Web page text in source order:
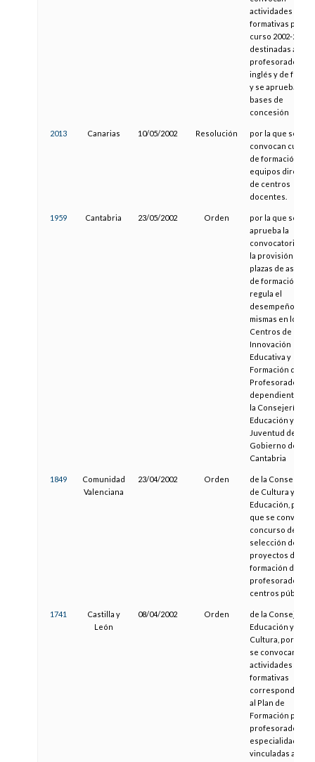
actividades
formativas para el
curso 2002-2003
destinadas a
profesorado de
inglés y de
y se aprueban
bases de
concesión
2013 Canarias 10/05/2002 Resolución
por la que se
convocan cursos
de formación de
equipos
de centros
docentes.
1959 Cantabria 23/05/2002 Orden
por la que se
aprueba la
convocatoria
la provisión de
plazas de
de formación y se
regula el
desempeño de
mismas en los
Centros de
Innovación
Educativa y
Formación del
Profesorado
dependientes de
la Consejería de
Educación y
Juventud del
Gobierno de
Cantabria
1849
Comunidad
Valenciana
23/04/2002 Orden
de la Conselleria
de Cultura y
Educación, por la
que se convoca
concurso de
selección de
proyectos de
formación del
profesorado en
centros públicos.
1741
Castilla y
León
08/04/2002 Orden
de la Consejería
Educación y
Cultura, por la
se convocan
actividades
formativas
al Plan de
Formación para el
profesorado de
especialidades
vinculadas a la